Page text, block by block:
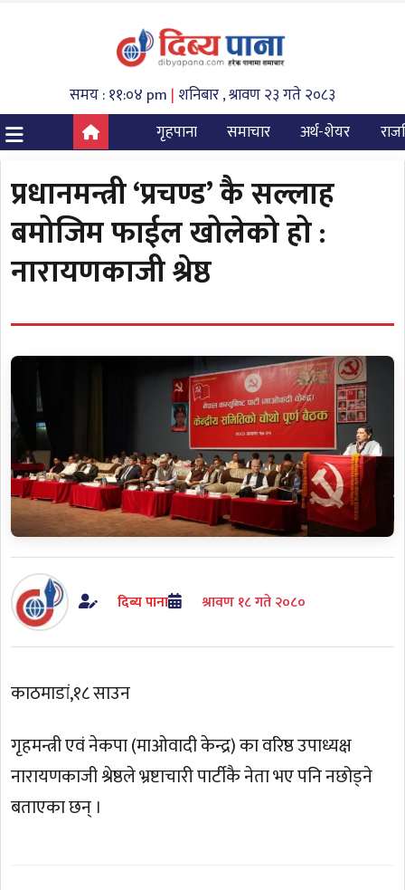
समय : ११:०४ pm | शनिबार , श्रावण २३ गते २०८३
गृहपाना
समाचार अर्थ-शेयर
प्रधानमन्त्री ‘प्रचण्ड’ कै सल्लाह
बमोजिम फाईल खोलेको हो :
नारायणकाजी श्रेष्ठ
दिब्य पाना श्रावण १८ गते २०८०
काठमाडां,१८ साउन
गृहमन्त्री एवं नेकपा (माओवादी केन्द्र) का वरिष्ठ उपाध्यक्ष
नारायणकाजी श्रेष्ठले भ्रष्टाचारी पार्टीकै नेता भए पनि नछोड्ने
बताएका छन् ।